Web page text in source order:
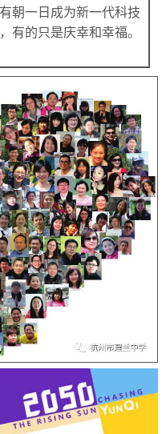
朝一日成为新一代科技
有的只是庆幸和幸福。